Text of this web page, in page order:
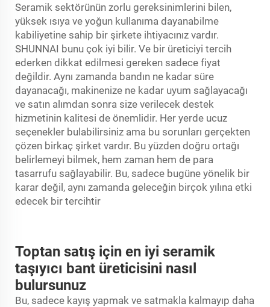
Seramik sektörünün zorlu gereksinimlerini bilen,
yüksek ısıya ve yoğun kullanıma dayanabilme
kabiliyetine sahip bir şirkete ihtiyacınız vardır.
SHUNNAI bunu çok iyi bilir. Ve bir üreticiyi tercih
ederken dikkat edilmesi gereken sadece fiyat
değildir. Aynı zamanda bandın ne kadar süre
dayanacağı, makinenize ne kadar uyum sağlayacağı
ve satın alımdan sonra size verilecek destek
hizmetinin kalitesi de önemlidir. Her yerde ucuz
seçenekler bulabilirsiniz ama bu sorunları gerçekten
çözen birkaç şirket vardır. Bu yüzden doğru ortağı
belirlemeyi bilmek, hem zaman hem de para
tasarrufu sağlayabilir. Bu, sadece bugüne yönelik bir
karar değil, aynı zamanda geleceğin birçok yılına etki
edecek bir tercihtir
Toptan satış için en iyi seramik
taşıyıcı bant üreticisini nasıl
bulursunuz
Bu, sadece kayış yapmak ve satmakla kalmayıp daha